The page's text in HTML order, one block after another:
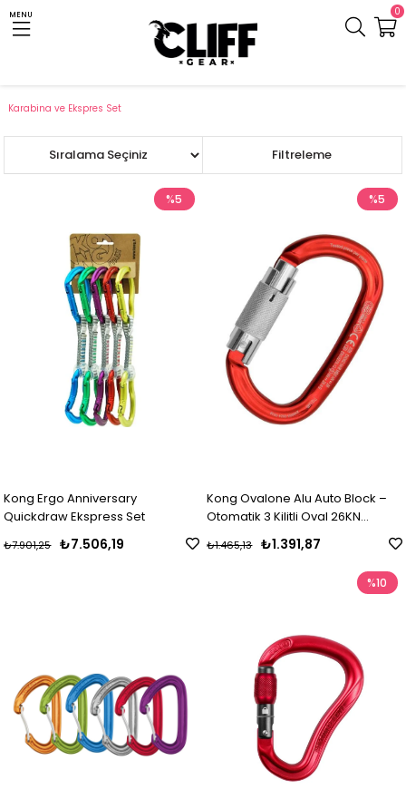
MENU 0
Karabina ve Ekspres Set
Filtreleme
Sıralama
Kong Ergo Anniversary
Quickdraw Ekspress Set
₺7.506,19
₺7.901,25
%5
Kong Ovalone Alu Auto Block –
Otomatik 3 Kilitli Oval 26KN
₺1.391,87
₺1.465,13
%5
%10